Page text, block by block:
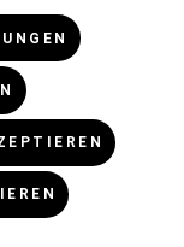
zzgl.
wenn nicht